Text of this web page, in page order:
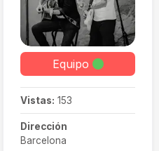
Equipo
Vistas: 153
Dirección
Barcelona